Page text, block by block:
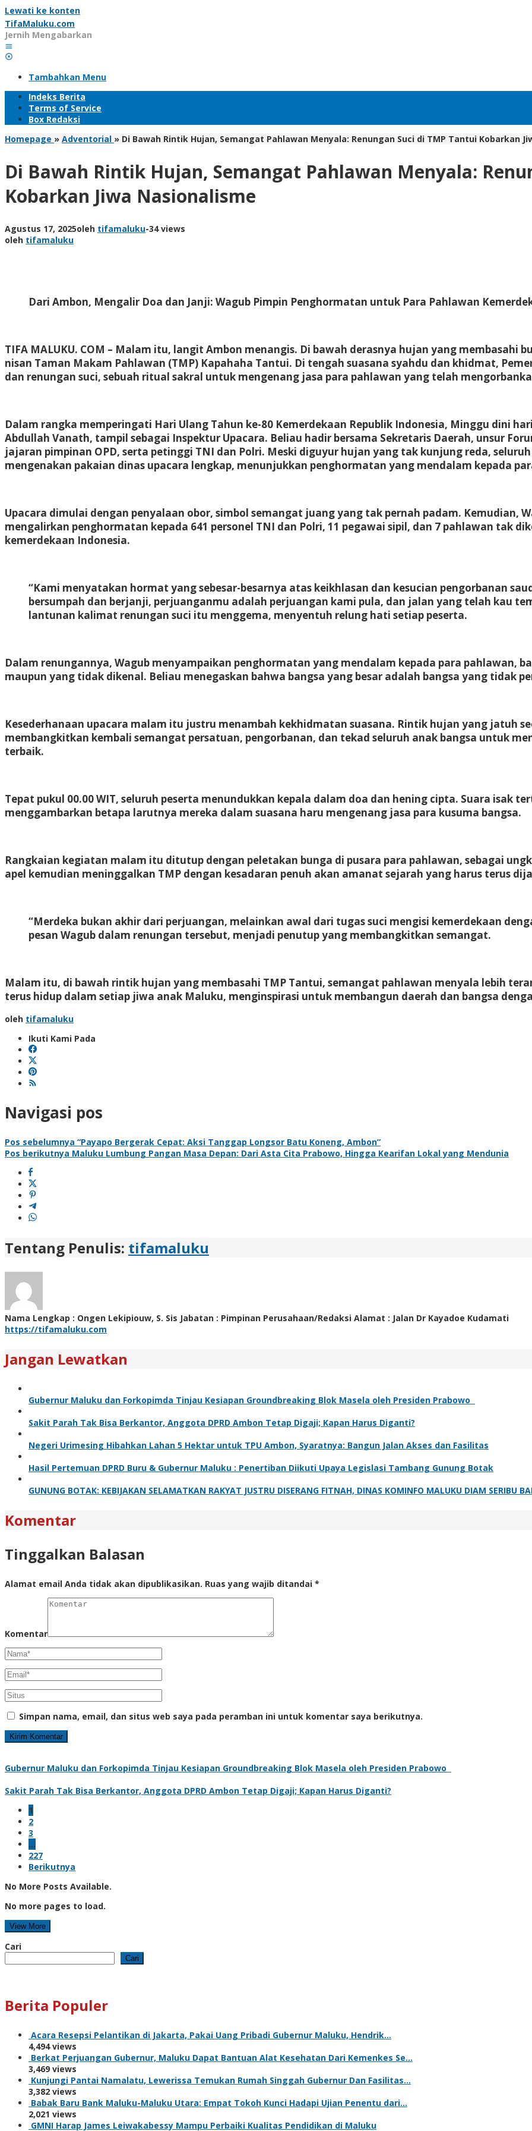
Lewati ke konten
TifaMaluku.com
Jernih Mengabarkan
Tambahkan Menu
Indeks Berita
Terms of Service
Box Redaksi
Homepage » Adventorial » Di Bawah Rintik Hujan, Semangat Pahlawan Menyala: Renungan Suci di TMP Tantui Kobarkan
Di Bawah Rintik Hujan, Semangat Pahlawan Menyala:
Kobarkan Jiwa Nasionalisme
Agustus 17, 2025oleh tifamaluku-34 views
oleh tifamaluku
Dari Ambon, Mengalir Doa dan Janji: Wagub Pimpin Penghormatan untuk Para Pahlawan
TIFA MALUKU. COM – Malam itu, langit Ambon menangis. Di bawah derasnya hujan yang membasahi
nisan Taman Makam Pahlawan (TMP) Kapahaha Tantui. Di tengah suasana syahdu dan khidmat,
dan renungan suci, sebuah ritual sakral untuk mengenang jasa para pahlawan yang telah
Dalam rangka memperingati Hari Ulang Tahun ke-80 Kemerdekaan Republik Indonesia, Minggu dini
Abdullah Vanath, tampil sebagai Inspektur Upacara. Beliau hadir bersama Sekretaris Daerah, unsur
jajaran pimpinan OPD, serta petinggi TNI dan Polri. Meski diguyur hujan yang tak kunjung reda,
mengenakan pakaian dinas upacara lengkap, menunjukkan penghormatan yang mendalam kepada
Upacara dimulai dengan penyalaan obor, simbol semangat juang yang tak pernah padam. Kemudian,
mengalirkan penghormatan kepada 641 personel TNI dan Polri, 11 pegawai sipil, dan 7 pahlawan tak
kemerdekaan Indonesia.
“Kami menyatakan hormat yang sebesar-besarnya atas keikhlasan dan kesucian pengorbanan
bersumpah dan berjanji, perjuanganmu adalah perjuangan kami pula, dan jalan yang telah kau
lantunan kalimat renungan suci itu menggema, menyentuh relung hati setiap peserta.
Dalam renungannya, Wagub menyampaikan penghormatan yang mendalam kepada para pahlawan,
maupun yang tidak dikenal. Beliau menegaskan bahwa bangsa yang besar adalah bangsa yang tidak
Kesederhanaan upacara malam itu justru menambah kekhidmatan suasana. Rintik hujan yang jatuh
membangkitkan kembali semangat persatuan, pengorbanan, dan tekad seluruh anak bangsa untuk
terbaik.
Tepat pukul 00.00 WIT, seluruh peserta menundukkan kepala dalam doa dan hening cipta. Suara isak
menggambarkan betapa larutnya mereka dalam suasana haru mengenang jasa para kusuma bangsa.
Rangkaian kegiatan malam itu ditutup dengan peletakan bunga di pusara para pahlawan, sebagai
apel kemudian meninggalkan TMP dengan kesadaran penuh akan amanat sejarah yang harus terus
“Merdeka bukan akhir dari perjuangan, melainkan awal dari tugas suci mengisi kemerdekaan
pesan Wagub dalam renungan tersebut, menjadi penutup yang membangkitkan semangat.
Malam itu, di bawah rintik hujan yang membasahi TMP Tantui, semangat pahlawan menyala lebih
terus hidup dalam setiap jiwa anak Maluku, menginspirasi untuk membangun daerah dan bangsa
oleh tifamaluku
Ikuti Kami Pada
Navigasi pos
Pos sebelumnya “Payapo Bergerak Cepat: Aksi Tanggap Longsor Batu Koneng, Ambon”
Pos berikutnya Maluku Lumbung Pangan Masa Depan: Dari Asta Cita Prabowo, Hingga Kearifan Lokal yang Mendunia
Tentang Penulis: tifamaluku
Nama Lengkap : Ongen Lekipiouw, S. Sis Jabatan : Pimpinan Perusahaan/Redaksi Alamat : Jalan Dr Kayadoe Kudamati
https://tifamaluku.com
Jangan Lewatkan
Gubernur Maluku dan Forkopimda Tinjau Kesiapan Groundbreaking Blok Masela oleh Presiden Prabowo
Sakit Parah Tak Bisa Berkantor, Anggota DPRD Ambon Tetap Digaji; Kapan Harus Diganti?
Negeri Urimesing Hibahkan Lahan 5 Hektar untuk TPU Ambon, Syaratnya: Bangun Jalan Akses dan Fasilitas
Hasil Pertemuan DPRD Buru & Gubernur Maluku : Penertiban Diikuti Upaya Legislasi Tambang Gunung Botak
GUNUNG BOTAK: KEBIJAKAN SELAMATKAN RAKYAT JUSTRU DISERANG FITNAH, DINAS KOMINFO MALUKU DIAM SERIBU
Komentar
Tinggalkan Balasan
Alamat email Anda tidak akan dipublikasikan. Ruas yang wajib ditandai *
Komentar
Simpan nama, email, dan situs web saya pada peramban ini untuk komentar saya berikutnya.
Gubernur Maluku dan Forkopimda Tinjau Kesiapan Groundbreaking Blok Masela oleh Presiden Prabowo
Sakit Parah Tak Bisa Berkantor, Anggota DPRD Ambon Tetap Digaji; Kapan Harus Diganti?
1
2
3
…
227
Berikutnya
No More Posts Available.
No more pages to load.
View More
Cari
Cari
Berita Populer
Acara Resepsi Pelantikan di Jakarta, Pakai Uang Pribadi Gubernur Maluku, Hendrik…
4,494 views
Berkat Perjuangan Gubernur, Maluku Dapat Bantuan Alat Kesehatan Dari Kemenkes Se…
3,469 views
Kunjungi Pantai Namalatu, Lewerissa Temukan Rumah Singgah Gubernur Dan Fasilitas…
3,382 views
Babak Baru Bank Maluku-Maluku Utara: Empat Tokoh Kunci Hadapi Ujian Penentu dari…
2,021 views
GMNI Harap James Leiwakabessy Mampu Perbaiki Kualitas Pendidikan di Maluku